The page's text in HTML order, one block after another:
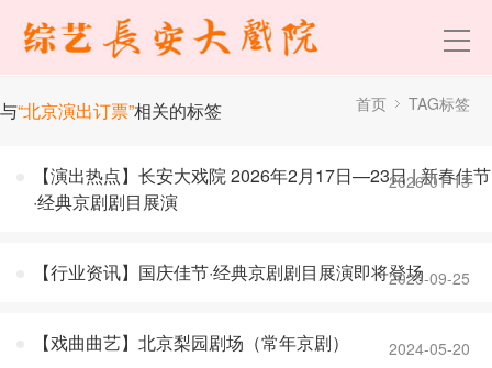
与“北京演出订票”相关的标签 首页 TAG标签
【演出热点】长安大戏院 2026年2月17日—23日 | 新春佳节
·经典京剧剧目展演
2026-01-13
【行业资讯】国庆佳节·经典京剧剧目展演即将登场2025-09-25
【戏曲曲艺】北京梨园剧场（常年京剧） 2024-05-20